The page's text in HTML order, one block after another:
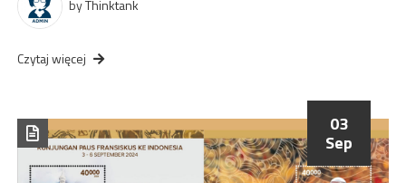
byThinktank
Czytaj więcej
03
Sep